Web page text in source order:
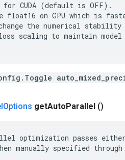
for CUDA (default is OFF).
on GPU which is
the numerical stability
scaling to maintain model
Options getAutoParallel ()
optimization passes
manually specified